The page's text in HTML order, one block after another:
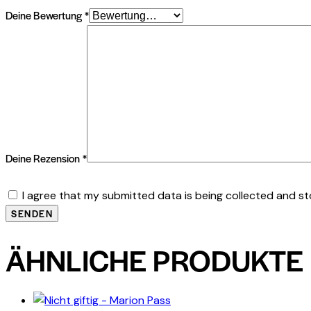
Deine Bewertung*
Deine Rezension*
I agree that my submitted data is being collected and
ÄHNLICHE PRODUKTE